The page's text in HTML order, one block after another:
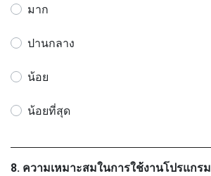
มาก
ปานกลาง
น้อย
น้อยที่สุด
8. ความเหมาะสมในการใช้งานโปรแกรม